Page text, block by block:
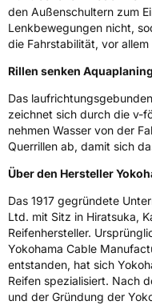
EisgripNein
EPREL ID638783
Allgemeine
Herstellerkontakt
12
den Außenschultern zum
Lenkbewegungen nicht,
die Fahrstabilität, vor
Rillen senken
Das
zeichnet sich durch die v-
nehmen Wasser von der
Querrillen ab, damit sich
Über den Hersteller
Das 1917 gegründete
Ltd. mit Sitz in Hiratsuka,
Reifenhersteller.
Yokohama Cable
entstanden, hat sich
Reifen spezialisiert. Nach
und der Gründung der